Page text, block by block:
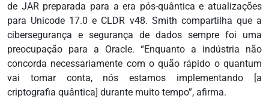
de JAR preparada para a era pós-quântica e atualizações
para Unicode 17.0 e CLDR v48. Smith compartilha que a
cibersegurança e segurança de dados sempre foi uma
preocupação para a Oracle. “Enquanto a indústria não
concorda necessariamente com o quão rápido o quantum
vai tomar conta, nós estamos implementando [a
criptografia quântica] durante muito tempo”, afirma.